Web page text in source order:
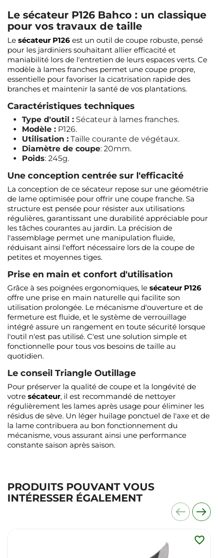
Le sécateur P126 Bahco : un classique
pour vos travaux de taille
Le sécateur P126 est un outil de coupe robuste, pensé
pour les jardiniers souhaitant allier efficacité et
maniabilité lors de l'entretien de leurs espaces verts. Ce
modèle à lames franches permet une coupe propre,
essentielle pour favoriser la cicatrisation rapide des
branches et maintenir la santé de vos plantations.
Caractéristiques techniques
Type d'outil : Sécateur à lames franches.
Modèle : P126.
Utilisation : Taille courante de végétaux.
Diamètre de coupe: 20mm.
Poids: 245g.
Une conception centrée sur l'efficacité
La conception de ce sécateur repose sur une géométrie
de lame optimisée pour offrir une coupe franche. Sa
structure est pensée pour résister aux utilisations
régulières, garantissant une durabilité appréciable pour
les tâches courantes au jardin. La précision de
l'assemblage permet une manipulation fluide,
réduisant ainsi l'effort nécessaire lors de la coupe de
petites et moyennes tiges.
Prise en main et confort d'utilisation
Grâce à ses poignées ergonomiques, le sécateur P126
offre une prise en main naturelle qui facilite son
utilisation prolongée. Le mécanisme d'ouverture et de
fermeture est fluide, et le système de verrouillage
intégré assure un rangement en toute sécurité lorsque
l'outil n'est pas utilisé. C'est une solution simple et
fonctionnelle pour tous vos besoins de taille au
quotidien.
Le conseil Triangle Outillage
Pour préserver la qualité de coupe et la longévité de
votre sécateur, il est recommandé de nettoyer
régulièrement les lames après usage pour éliminer les
résidus de sève. Un léger huilage ponctuel de l'axe et de
la lame contribuera au bon fonctionnement du
mécanisme, vous assurant ainsi une performance
constante saison après saison.
PRODUITS POUVANT VOUS
INTÉRESSER ÉGALEMENT
favorite_border